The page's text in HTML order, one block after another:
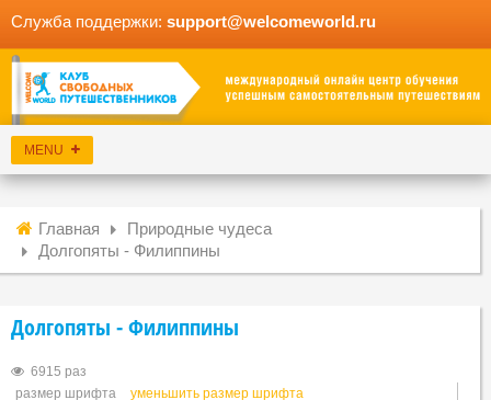
Служба поддержки: support@welcomeworld.ru
Главная
Природные чудеса
Долгопяты - Филиппины
Долгопяты - Филиппины
6915 раз
размер шрифта
уменьшить размер шрифта